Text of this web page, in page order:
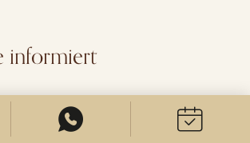
informiert
UNSEREN EXKLUSIVEN NEWSLETTER!